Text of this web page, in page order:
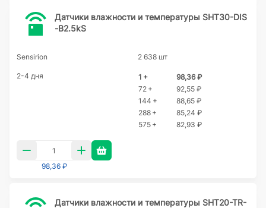
Датчики влажности и температуры SHT30-DIS
-B2.5kS
Sensirion 2 638 шт
2-4 дня 1 +
98,36 ₽
72 +
92,55 ₽
144 +
88,65 ₽
288 +
85,24 ₽
575 +
82,93 ₽
98,36 ₽
Датчики влажности и температуры SHT20-TR-